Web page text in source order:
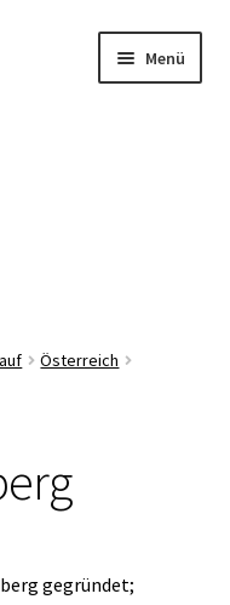
Menü
Österreich
gegründet;